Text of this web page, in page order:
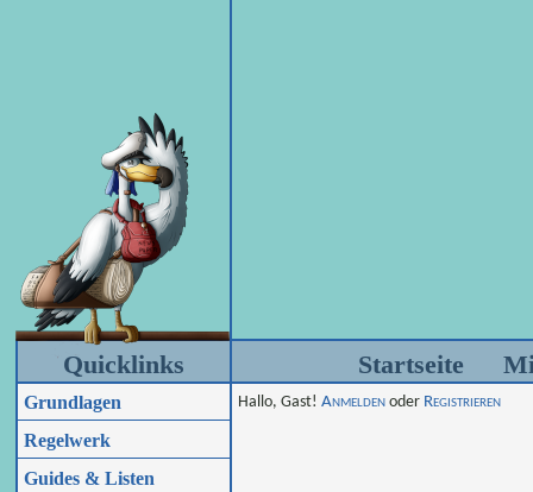
Quicklinks
Grundlagen
Regelwerk
Guides & Listen
Startseite
Hallo, Gast! Anmelden oder Registrieren